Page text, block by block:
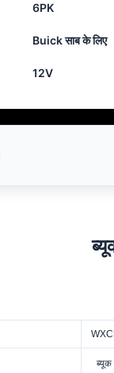
6PK
Buick साब के लिए
12V
ब्यूक